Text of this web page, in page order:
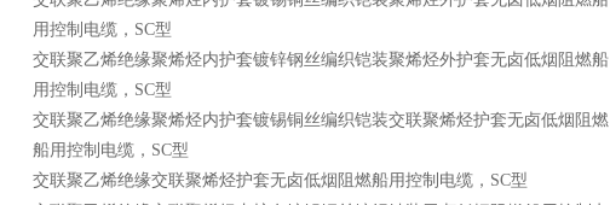
用控制电缆，SC型
交联聚乙烯绝缘聚烯烃内护套镀锌钢丝编织铠装聚烯烃外护套无卤低烟阻燃船
用控制电缆，SC型
交联聚乙烯绝缘聚烯烃内护套镀锡铜丝编织铠装交联聚烯烃护套无卤低烟阻燃
船用控制电缆，SC型
交联聚乙烯绝缘交联聚烯烃护套无卤低烟阻燃船用控制电缆，SC型